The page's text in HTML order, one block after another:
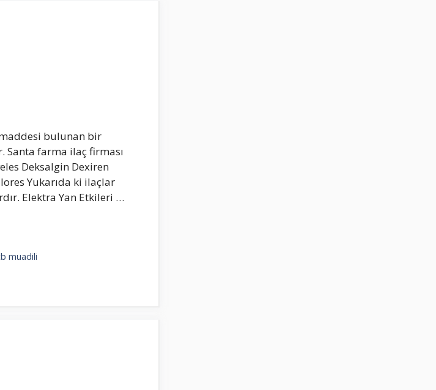
bulunan bir
Santa farma ilaç firması
Deksalgin Dexiren
Yukarıda ki ilaçlar
Elektra Yan Etkileri …
muadili